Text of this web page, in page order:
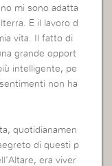
mi sono adatta
E il lavoro d
vita. Il fatto di
grande opport
intelligente, pe
non ha
quotidianamen
di questi p
era viver